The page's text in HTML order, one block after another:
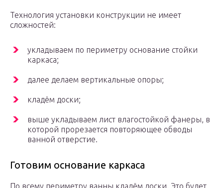
Технология установки конструкции не имеет
сложностей:
укладываем по периметру основание стойки
каркаса;
далее делаем вертикальные опоры;
кладём доски;
выше укладываем лист влагостойкой фанеры, в
которой прорезается повторяющее обводы
ванной отверстие.
Готовим основание каркаса
По всему периметру ванны кладём доски. Это будет